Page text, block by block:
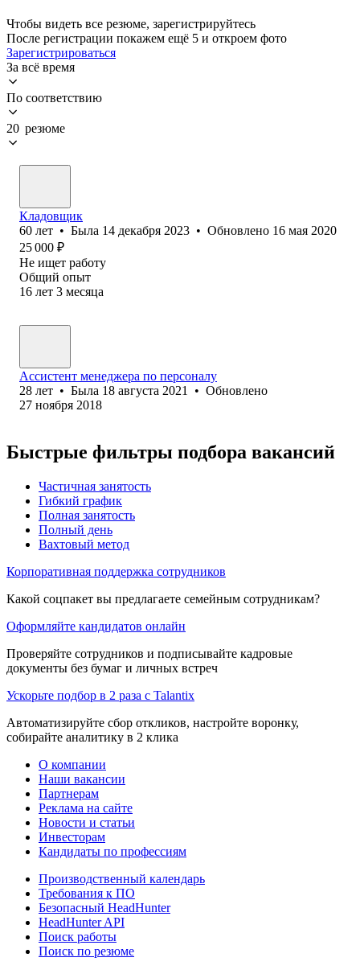
Чтобы видеть все резюме, зарегистрируйтесь
После регистрации покажем ещё 5 и откроем фото
Зарегистрироваться
За всё время
По соответствию
20 резюме
Кладовщик
60 лет • Была 14 декабря 2023 • Обновлено 16 мая 2020
25 000 ₽
Не ищет работу
Общий опыт
16 лет 3 месяца
Ассистент менеджера по персоналу
28 лет • Была 18 августа 2021 • Обновлено
27 ноября 2018
Быстрые фильтры подбора вакансий
Частичная занятость
Гибкий график
Полная занятость
Полный день
Вахтовый метод
Корпоративная поддержка сотрудников
Какой соцпакет вы предлагаете семейным сотрудникам?
Оформляйте кандидатов онлайн
Проверяйте сотрудников и подписывайте кадровые
документы без бумаг и личных встреч
Ускорьте подбор в 2 раза с Talantix
Автоматизируйте сбор откликов, настройте воронку,
собирайте аналитику в 2 клика
О компании
Наши вакансии
Партнерам
Реклама на сайте
Новости и статьи
Инвесторам
Кандидаты по профессиям
Производственный календарь
Требования к ПО
Безопасный HeadHunter
HeadHunter API
Поиск работы
Поиск по резюме